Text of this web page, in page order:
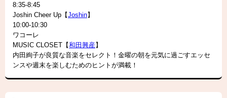
8:35-8:45
Joshin Cheer Up【Joshin】
10:00-10:30
ワコーレ
MUSIC CLOSET【和田興産】
内田絢子が良質な音楽をセレクト！金曜の朝を元気に過ごすエッセ
ンスや週末を楽しむためのヒントが満載！